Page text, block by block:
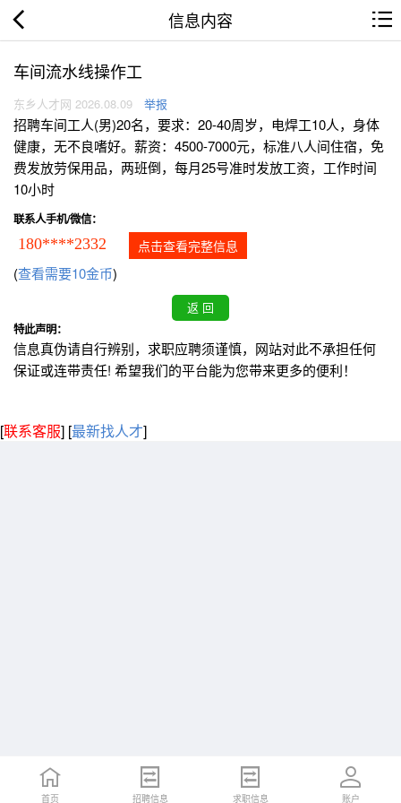
信息内容
车间流水线操作工
东乡人才网 2026.08.09 举报
招聘车间工人(男)20名，要求：20-40周岁，电焊工10人，身体
健康，无不良嗜好。薪资：4500-7000元，标准八人间住宿，免
费发放劳保用品，两班倒，每月25号准时发放工资，工作时间
10小时
联系人手机/微信：
180****2332 点击查看完整信息
(查看需要10金币)
特此声明：
信息真伪请自行辨别，求职应聘须谨慎，网站对此不承担任何
保证或连带责任! 希望我们的平台能为您带来更多的便利！
[联系客服] [最新找人才]
首页 招聘信息 求职信息 账户